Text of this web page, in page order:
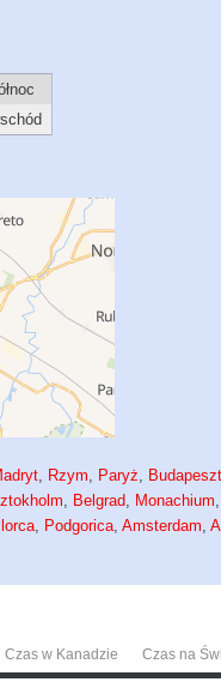
, Rzym, Paryż, Budapeszt
, Belgrad, Monachium,
, Podgorica,Amsterdam,
Czas w Kanadzie Czas na